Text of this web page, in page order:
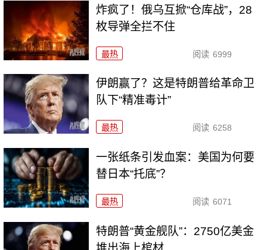
炸疯了！俄乌互掀“仓库战”，28
枚导弹全拦不住
最热 阅读 6999
伊朗赢了？这是特朗普给革命卫
队下“精准毒计”
最热 阅读 6258
一张纸条引发血案：美国为何要
替日本“托底”？
最热 阅读 6071
特朗普“黄金舰队”：2750亿美金